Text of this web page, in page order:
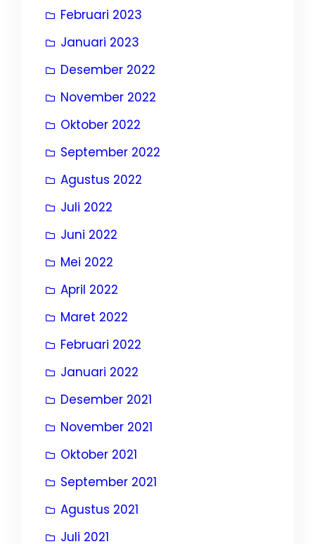
Februari 2023
Januari 2023
Desember 2022
November 2022
Oktober 2022
September 2022
Agustus 2022
Juli 2022
Juni 2022
Mei 2022
April 2022
Maret 2022
Februari 2022
Januari 2022
Desember 2021
November 2021
Oktober 2021
September 2021
Agustus 2021
Juli 2021